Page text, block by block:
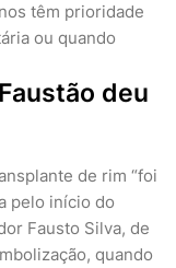
têm prioridade
ou quando
deu
de rim “foi
pelo início do
Fausto Silva, de
quando